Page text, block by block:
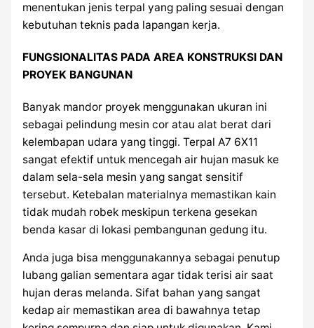
menentukan jenis terpal yang paling sesuai dengan
kebutuhan teknis pada lapangan kerja.
FUNGSIONALITAS PADA AREA KONSTRUKSI DAN
PROYEK BANGUNAN
Banyak mandor proyek menggunakan ukuran ini
sebagai pelindung mesin cor atau alat berat dari
kelembapan udara yang tinggi. Terpal A7 6X11
sangat efektif untuk mencegah air hujan masuk ke
dalam sela-sela mesin yang sangat sensitif
tersebut. Ketebalan materialnya memastikan kain
tidak mudah robek meskipun terkena gesekan
benda kasar di lokasi pembangunan gedung itu.
Anda juga bisa menggunakannya sebagai penutup
lubang galian sementara agar tidak terisi air saat
hujan deras melanda. Sifat bahan yang sangat
kedap air memastikan area di bawahnya tetap